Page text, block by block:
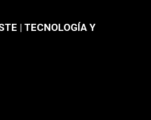
| TECNOLOGÍA Y